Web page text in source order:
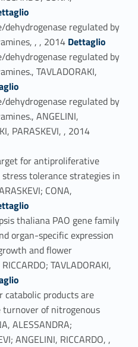
regulated by
, , 2014 Link identifier #identifier_person_57353-20
Dettaglio
regulated by
TAVLADORAKI,
regulated by
ANGELINI,
PARASKEVI, , 2014
for antiproliferative
tolerance strategies in
CONA,
thaliana PAO gene family
organ-specific expression
and flower
TAVLADORAKI,
catabolic products are
of nitrogenous
ALESSANDRA;
ANGELINI, RICCARDO, ,